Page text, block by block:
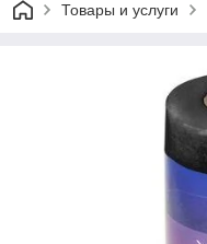
Товары и услуги